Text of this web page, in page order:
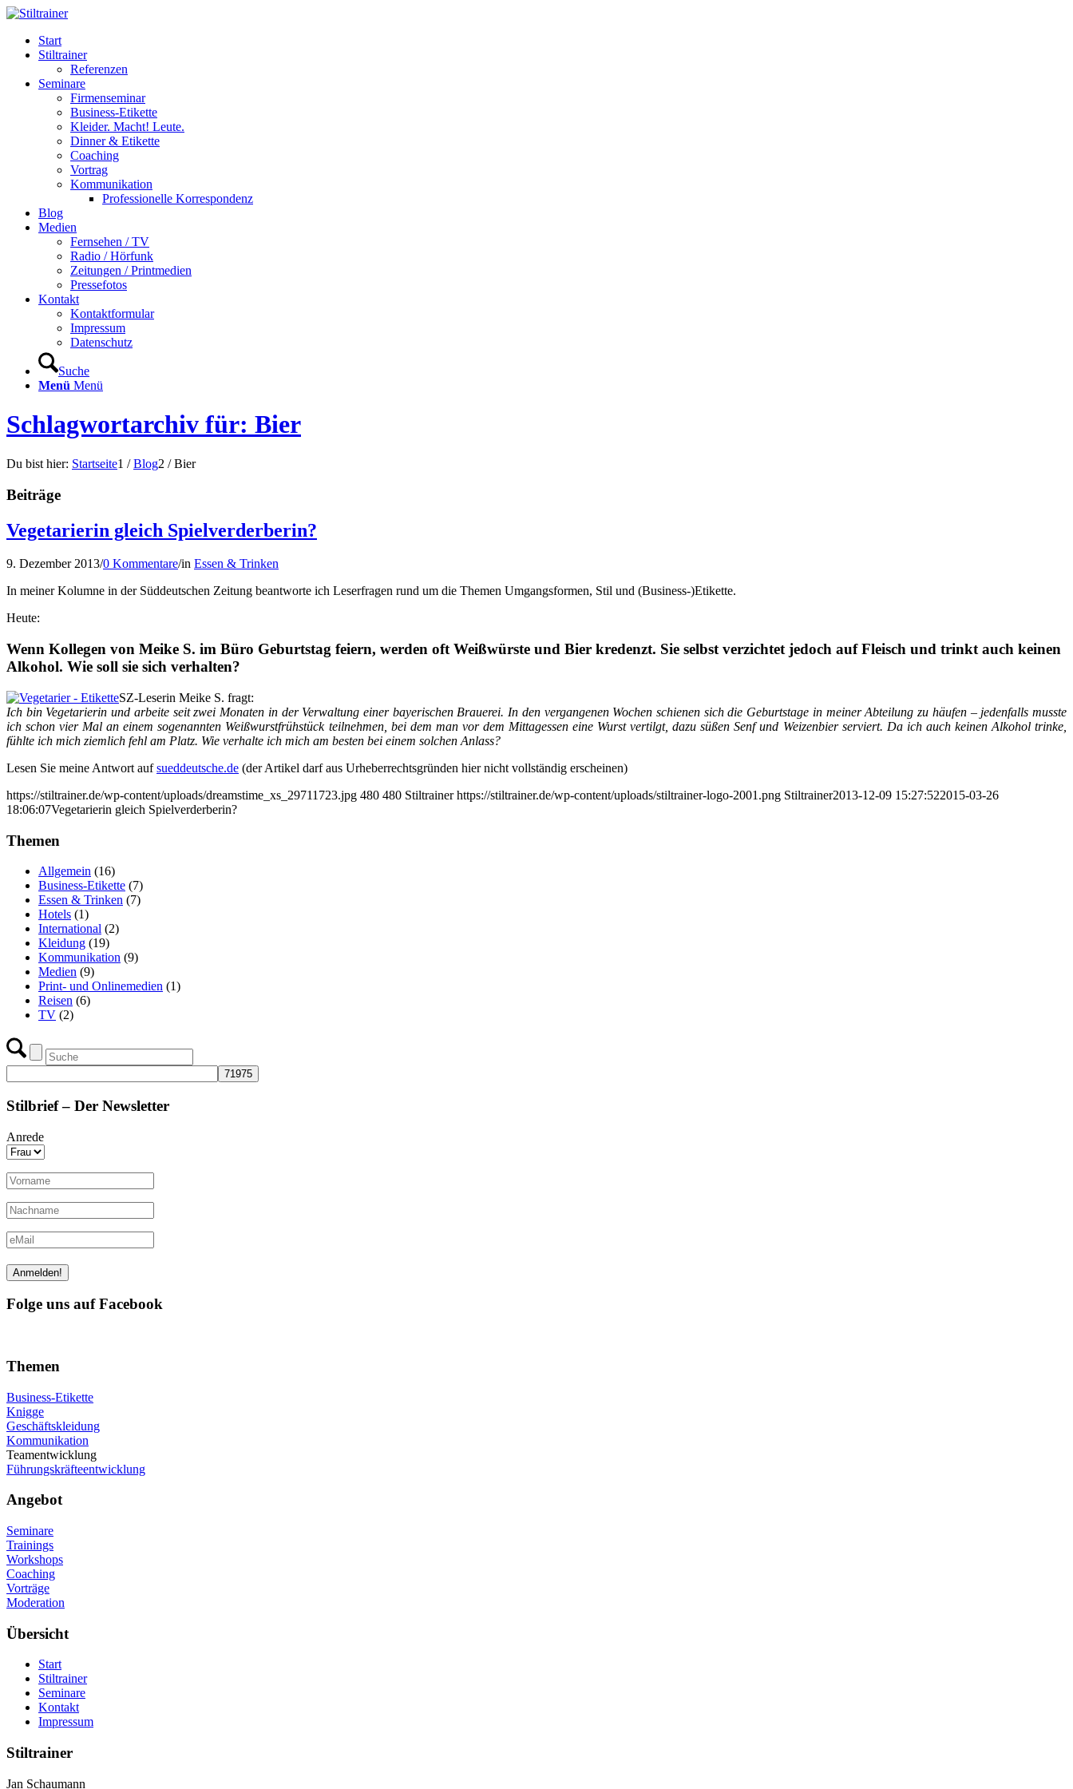
Start
Stiltrainer
Referenzen
Seminare
Firmenseminar
Business-Etikette
Kleider. Macht! Leute.
Dinner & Etikette
Coaching
Vortrag
Kommunikation
Professionelle Korrespondenz
Blog
Medien
Fernsehen / TV
Radio / Hörfunk
Zeitungen / Printmedien
Pressefotos
Kontakt
Kontaktformular
Impressum
Datenschutz
Suche
Menü Menü
Schlagwortarchiv für: Bier
Du bist hier: Startseite1 / Blog2 / Bier
Beiträge
Vegetarierin gleich Spielverderberin?
9. Dezember 2013/0 Kommentare/in Essen & Trinken
In meiner Kolumne in der Süddeutschen Zeitung beantworte ich Leserfragen rund um die Themen Umgangsformen, Stil und (Business-)Etikette.
Heute:
Wenn Kollegen von Meike S. im Büro Geburtstag feiern, werden oft Weißwürste und Bier kredenzt. Sie selbst verzichtet jedoch auf Fleisch und trinkt auch keinen
Alkohol. Wie soll sie sich verhalten?
SZ-Leserin Meike S. fragt:
Ich bin Vegetarierin und arbeite seit zwei Monaten in der Verwaltung einer bayerischen Brauerei. In den vergangenen Wochen schienen sich die Geburtstage in meiner Abteilung zu häufen – jedenfalls musste
ich schon vier Mal an einem sogenannten Weißwurstfrühstück teilnehmen, bei dem man vor dem Mittagessen eine Wurst vertilgt, dazu süßen Senf und Weizenbier serviert. Da ich auch keinen Alkohol trinke,
fühlte ich mich ziemlich fehl am Platz. Wie verhalte ich mich am besten bei einem solchen Anlass?
Lesen Sie meine Antwort aufsueddeutsche.de (der Artikel darf aus Urheberrechtsgründen hier nicht vollständig erscheinen)
https://stiltrainer.de/wp-content/uploads/dreamstime_xs_29711723.jpg 480 480 Stiltrainer https://stiltrainer.de/wp-content/uploads/stiltrainer-logo-2001.png Stiltrainer2013-12-09 15:27:522015-03-26
18:06:07Vegetarierin gleich Spielverderberin?
Themen
Allgemein (16)
Business-Etikette (7)
Essen & Trinken (7)
Hotels (1)
International (2)
Kleidung (19)
Kommunikation (9)
Medien (9)
Print- und Onlinemedien (1)
Reisen (6)
TV (2)
Stilbrief – Der Newsletter
Anrede
Folge uns auf Facebook
Themen
Business-Etikette
Knigge
Geschäftskleidung
Kommunikation
Teamentwicklung
Führungskräfteentwicklung
Angebot
Seminare
Trainings
Workshops
Coaching
Vorträge
Moderation
Übersicht
Start
Stiltrainer
Seminare
Kontakt
Impressum
Stiltrainer
Jan Schaumann